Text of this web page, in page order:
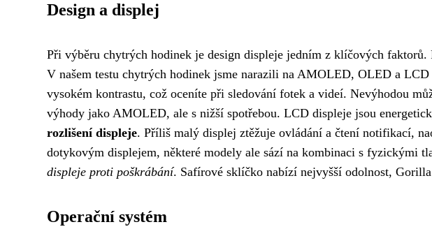
Design a displej
Při výběru chytrých hodinek je design displeje jedním z klíčových faktorů.
V našem testu chytrých hodinek jsme narazili na AMOLED, OLED a
vysokém kontrastu, což oceníte při sledování fotek a videí. Nevýhodou
výhody jako AMOLED, ale s nižší spotřebou. LCD displeje jsou
rozlišení displeje. Příliš malý displej ztěžuje ovládání a čtení notifikací,
dotykovým displejem, některé modely ale sází na kombinaci s fyzickými
displeje proti poškrábání. Safírové sklíčko nabízí nejvyšší odolnost,
Operační systém